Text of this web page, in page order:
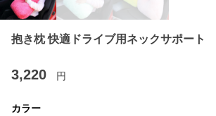
抱き枕 快適ドライブ用ネックサポート
3,220 円
カラー